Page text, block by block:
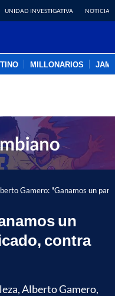
UNIDAD INVESTIGATIVA NOTICIAS
MILLONARIOS
Gamero: "Ganamos un
un
contra
Alberto Gamero,